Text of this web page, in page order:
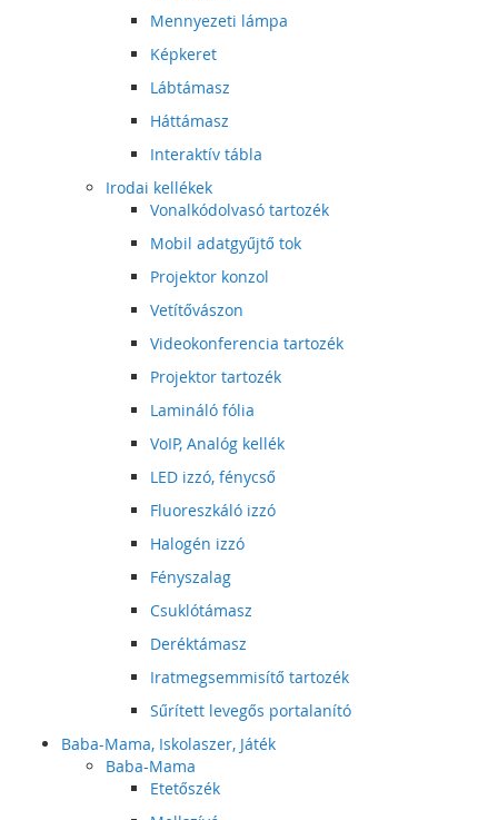
Mennyezeti lámpa
Képkeret
Lábtámasz
Háttámasz
Interaktív tábla
Irodai kellékek
Vonalkódolvasó tartozék
Mobil adatgyűjtő tok
Projektor konzol
Vetítővászon
Videokonferencia tartozék
Projektor tartozék
Lamináló fólia
VoIP, Analóg kellék
LED izzó, fénycső
Fluoreszkáló izzó
Halogén izzó
Fényszalag
Csuklótámasz
Deréktámasz
Iratmegsemmisítő tartozék
Sűrített levegős portalanító
Baba-Mama, Iskolaszer, Játék
Baba-Mama
Etetőszék